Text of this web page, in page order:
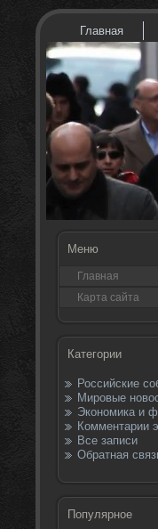
Главная
Меню
Главная
Карта сайта
Категории
Российские
Мировые
Экономика и
Комментарии
Все записи
Обратная
Популярное